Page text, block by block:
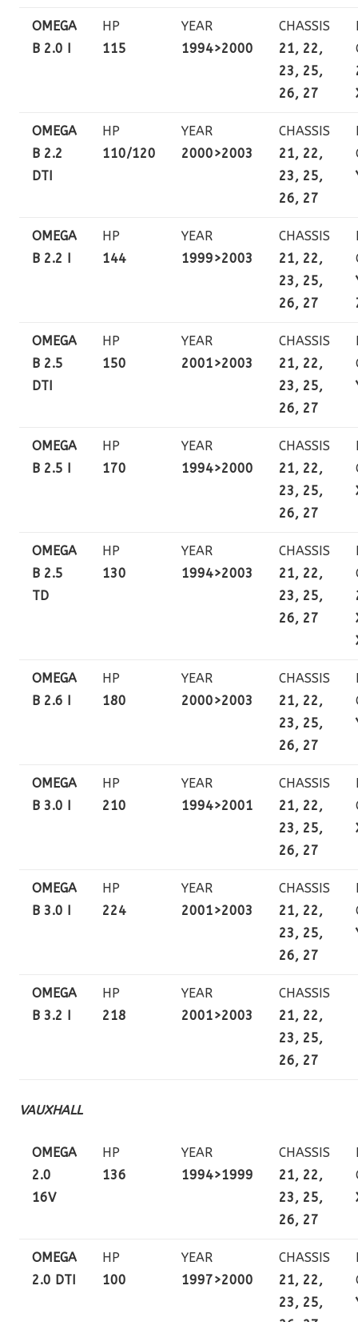
OMEGA
B 2.0 I
HP
115
YEAR
1994>2000
CHASSIS
21, 22,
23, 25,
26, 27
OMEGA
B 2.2
DTI
HP
110/120
YEAR
2000>2003
CHASSIS
21, 22,
23, 25,
26, 27
OMEGA
B 2.2 I
HP
144
YEAR
1999>2003
CHASSIS
21, 22,
23, 25,
26, 27
OMEGA
B 2.5
DTI
HP
150
YEAR
2001>2003
CHASSIS
21, 22,
23, 25,
26, 27
OMEGA
B 2.5 I
HP
170
YEAR
1994>2000
CHASSIS
21, 22,
23, 25,
26, 27
OMEGA
B 2.5
TD
HP
130
YEAR
1994>2003
CHASSIS
21, 22,
23, 25,
26, 27
OMEGA
B 2.6 I
HP
180
YEAR
2000>2003
CHASSIS
21, 22,
23, 25,
26, 27
OMEGA
B 3.0 I
HP
210
YEAR
1994>2001
CHASSIS
21, 22,
23, 25,
26, 27
OMEGA
B 3.0 I
HP
224
YEAR
2001>2003
CHASSIS
21, 22,
23, 25,
26, 27
OMEGA
B 3.2 I
HP
218
YEAR
2001>2003
CHASSIS
21, 22,
23, 25,
26, 27
VAUXHALL
OMEGA
2.0
16V
HP
136
YEAR
1994>1999
CHASSIS
21, 22,
23, 25,
26, 27
OMEGA
2.0 DTI
HP
100
YEAR
1997>2000
CHASSIS
21, 22,
23, 25,